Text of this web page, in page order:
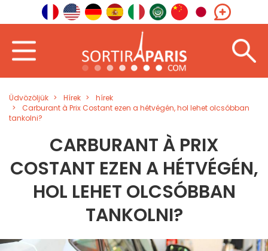
Üdvözöljük Hírek
hírek
Carburant à Prix Costant ezen a hétvégén, hol lehet olcsóbban
tankolni?
CARBURANT À PRIX
COSTANT EZEN A HÉTVÉGÉN,
HOL LEHET OLCSÓBBAN
TANKOLNI?